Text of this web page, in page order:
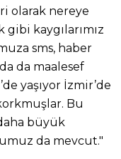
olarak nereye
kaygılarımız
sms, haber
da maalesef
yaşıyor İzmir’de
Bu
büyük
da mevcut."